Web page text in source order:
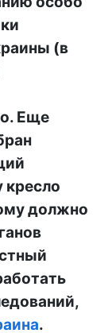
(в
Еще
кресло
должно
.